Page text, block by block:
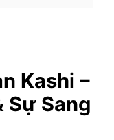
Kashi –
Sự Sang